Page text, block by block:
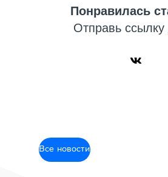
Понравилась
Отправь ссылку
Все новости